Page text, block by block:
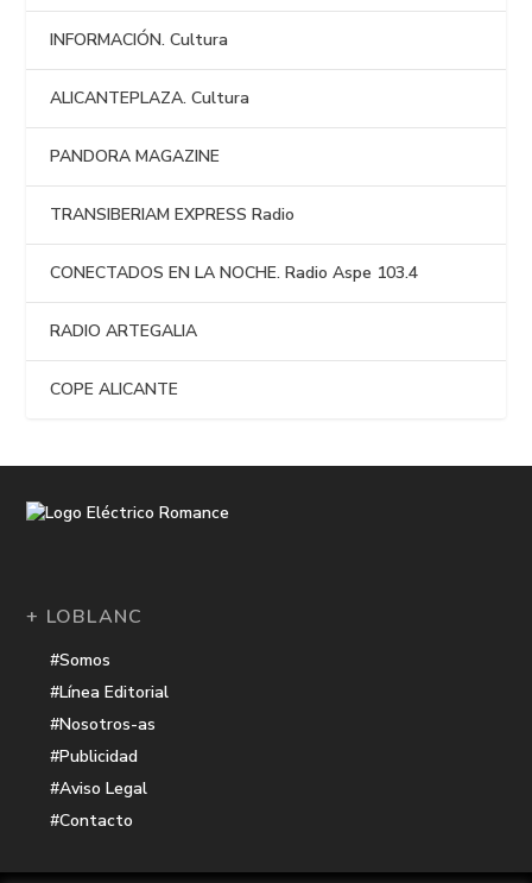
INFORMACIÓN. Cultura
ALICANTEPLAZA. Cultura
PANDORA MAGAZINE
TRANSIBERIAM EXPRESS Radio
CONECTADOS EN LA NOCHE. Radio Aspe 103.4
RADIO ARTEGALIA
COPE ALICANTE
+ LOBLANC
#Somos
#Línea Editorial
#Nosotros-as
#Publicidad
#Aviso Legal
#Contacto